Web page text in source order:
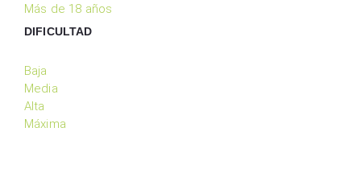
Más de 18 años
DIFICULTAD
Baja
Media
Alta
Máxima